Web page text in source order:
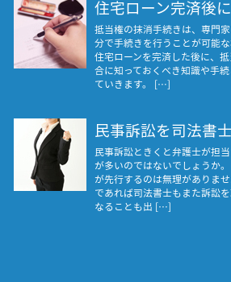
住宅ローン完済後
抵当権の抹消手続きは、専門
分で手続きを行うことが可能
住宅ローンを完済した後に、
合に知っておくべき知識や手
ていきます。 […]
民事訴訟を司法書
民事訴訟ときくと弁護士が担
が多いのではないでしょうか
が先行するのは無理がありま
であれば司法書士もまた訴訟
なることも出 […]